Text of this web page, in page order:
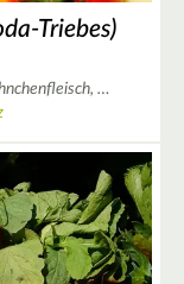
Triebes)
…